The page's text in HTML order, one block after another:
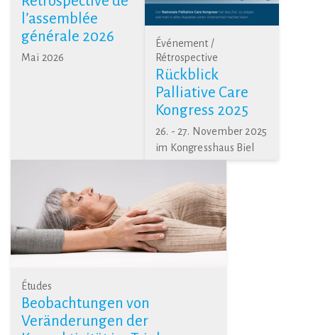
l’assemblée
générale 2026
Mai 2026
Événement /
Rétrospective
Rückblick
Palliative Care
Kongress 2025
26. - 27. November 2025
im Kongresshaus Biel
Études
Beobachtungen von
Veränderungen der